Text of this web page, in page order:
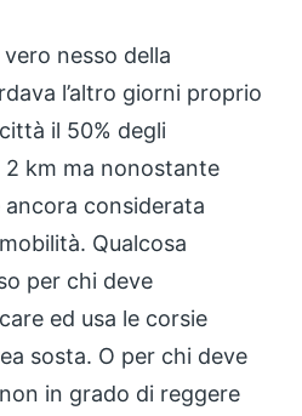
nesso della
l’altro giorni proprio
il 50% degli
km ma nonostante
considerata
Qualcosa
per chi deve
ed usa le corsie
sosta. O per chi deve
in grado di reggere